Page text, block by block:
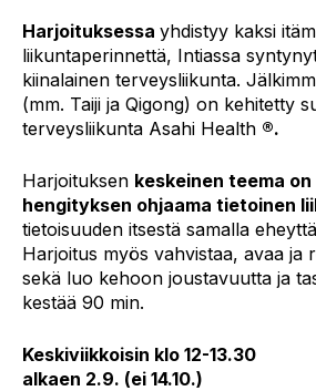
Harjoituksessa yhdistyy kaksi
liikuntaperinnettä, Intiassa
kiinalainen terveysliikunta.
(mm. Taiji ja Qigong) on kehitetty
terveysliikunta Asahi Health ®.
Harjoituksen keskeinen teema
hengityksen ohjaama tietoinen
tietoisuuden itsestä samalla
Harjoitus myös vahvistaa, avaa ja
sekä luo kehoon joustavuutta ja
kestää 90 min.
Keskiviikkoisin klo 12-13.30
alkaen 2.9. (ei 14.10.)